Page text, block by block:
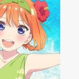
Scale“